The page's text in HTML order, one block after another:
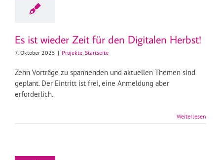
Es ist wieder Zeit für den Digitalen Herbst!
7. Oktober 2025 | Projekte, Startseite
Zehn Vorträge zu spannenden und aktuellen Themen sind
geplant. Der Eintritt ist frei, eine Anmeldung aber
erforderlich.
Weiterlesen